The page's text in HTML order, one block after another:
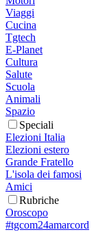
Viaggi
Cucina
Tgtech
E-Planet
Cultura
Salute
Scuola
Animali
Spazio
Speciali
Elezioni Italia
Elezioni estero
Grande Fratello
L'isola dei famosi
Amici
Rubriche
Oroscopo
#tgcom24amarcord